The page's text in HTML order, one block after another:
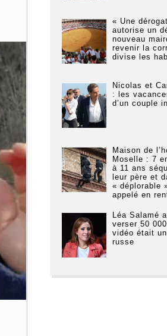
« Une
autorise un
nouveau
revenir la
divise les
Nicolas et
: les
d’un couple
Maison de
Moselle : 7
à 11 ans
leur père et
« déplorable
appelé en
Léa Salamé
verser 50
vidéo était
russe